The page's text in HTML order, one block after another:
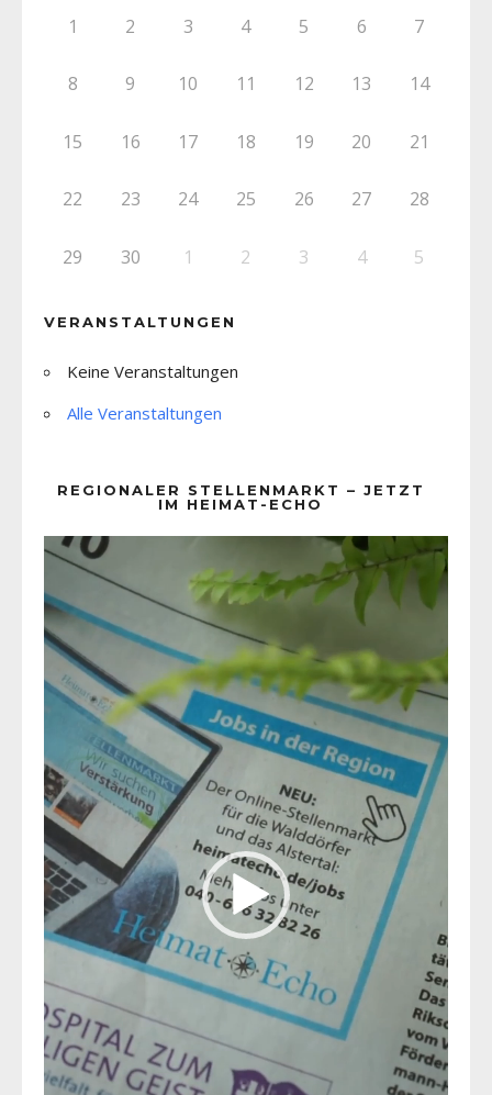
1 2 3 4 5 6 7
8 9 10 11 12 13 14
15 16 17 18 19 20 21
22 23 24 25 26 27 28
29 30 1 2 3 4 5
VERANSTALTUNGEN
Keine Veranstaltungen
Alle Veranstaltungen
REGIONALER STELLENMARKT – JETZT
IM HEIMAT-ECHO
Player